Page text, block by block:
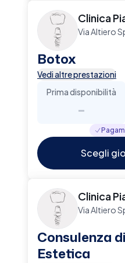
Clinica
Via Altiero
Botox
Vedi altre prestazioni
Prima disponibilità
-
Scegli
Clinica
Via Altiero
Consulenza
Estetica